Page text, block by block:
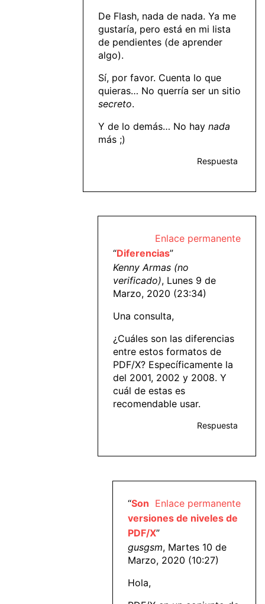
De Flash, nada de nada. Ya me
gustaría, pero está en mi lista
de pendientes (de aprender
algo).
Sí, por favor. Cuenta lo que
quieras… No querría ser un sitio
secreto.
Y de lo demás… No hay nada
más ;)
Respuesta
Enlace permanente
“Diferencias”
Kenny Armas (no
verificado), Lunes 9 de
Marzo, 2020 (23:34)
Una consulta,
¿Cuáles son las diferencias
entre estos formatos de
PDF/X? Específicamente la
del 2001, 2002 y 2008. Y
cuál de estas es
recomendable usar.
Respuesta
Enlace permanente
“Son
versiones de niveles de
PDF/X”
gusgsm, Martes 10 de
Marzo, 2020 (10:27)
Hola,